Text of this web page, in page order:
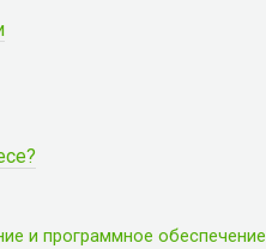
и программное обеспечение